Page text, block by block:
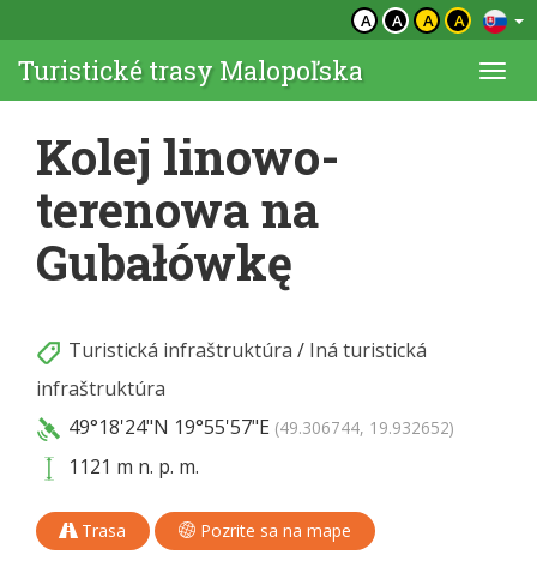
A A A A
Turistické trasy Malopoľska
Kolej linowo-
terenowa na
Gubałówkę
Turistická infraštruktúra / Iná turistická
infraštruktúra
49°18'24"N 19°55'57"E (49.306744, 19.932652)
1121 m n. p. m.
Trasa Pozrite sa na mape